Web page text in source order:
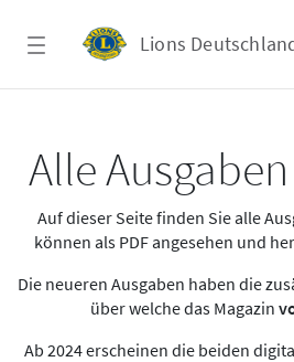
Lions
Alle
Auf dieser Seite finden Sie alle
können als PDF angesehen und
Die neueren Ausgaben haben die
über welche das Magazin
Ab 2024 erscheinen die beiden